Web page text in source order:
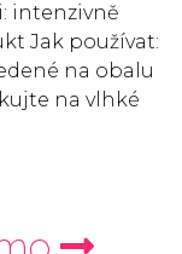
intenzivně
Jak používat:
na obalu
na vlhké